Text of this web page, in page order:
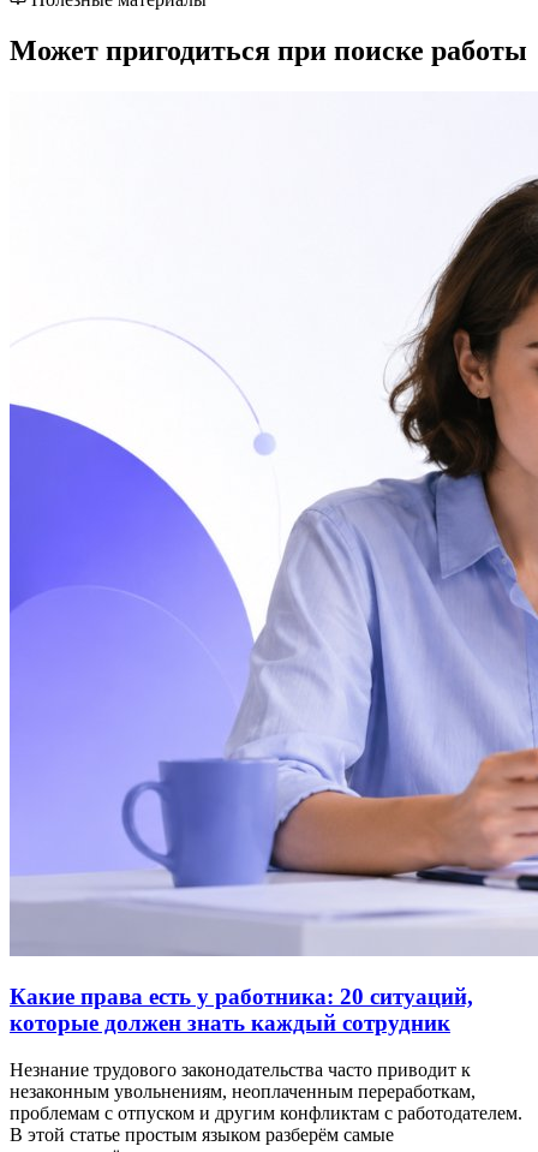
Может пригодиться при поиске работы
Какие права есть у работника: 20 ситуаций,
которые должен знать каждый сотрудник
Незнание трудового законодательства часто приводит к
незаконным увольнениям, неоплаченным переработкам,
проблемам с отпуском и другим конфликтам с работодателем.
В этой статье простым языком разберём самые